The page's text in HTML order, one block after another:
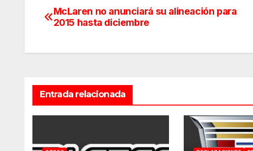
Navegación
entradas
McLaren no anunciará su alineación para
2015 hasta diciembre
Entrada relacionada